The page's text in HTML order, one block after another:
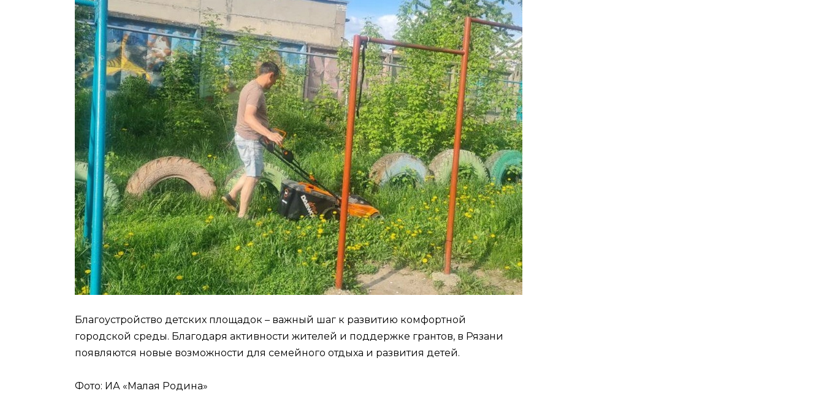
Благоустройство детских площадок – важный шаг к развитию комфортной
городской среды. Благодаря активности жителей и поддержке грантов, в Рязани
появляются новые возможности для семейного отдыха и развития детей.
Фото: ИА «Малая Родина»